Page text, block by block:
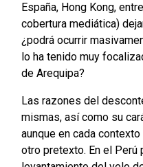
España, Hong Kong,
cobertura mediática)
¿podrá ocurrir
lo ha tenido muy
de Arequipa?
Las razones del
mismas, así como su
aunque en cada
otro pretexto. En el Perú